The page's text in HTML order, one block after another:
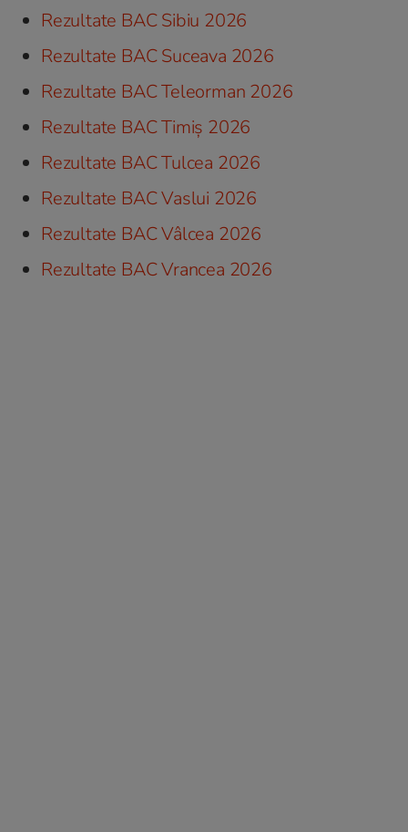
Rezultate BAC Sibiu 2026
Rezultate BAC Suceava 2026
Rezultate BAC Teleorman 2026
Rezultate BAC Timiș 2026
Rezultate BAC Tulcea 2026
Rezultate BAC Vaslui 2026
Rezultate BAC Vâlcea 2026
Rezultate BAC Vrancea 2026